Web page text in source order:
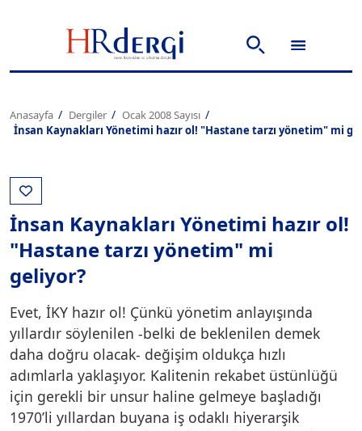
Anasayfa Dergiler
Ocak 2008 Sayısı
İnsan Kaynakları Yönetimi hazır ol! "Hastane tarzı yönetim" mi
İnsan Kaynakları Yönetimi hazır ol!
"Hastane tarzı yönetim" mi
geliyor?
Evet, İKY hazır ol! Çünkü yönetim anlayışında
yıllardır söylenilen -belki de beklenilen demek
daha doğru olacak- değişim oldukça hızlı
adımlarla yaklaşıyor. Kalitenin rekabet üstünlüğü
için gerekli bir unsur haline gelmeye başladığı
1970’li yıllardan buyana iş odaklı hiyerarşik